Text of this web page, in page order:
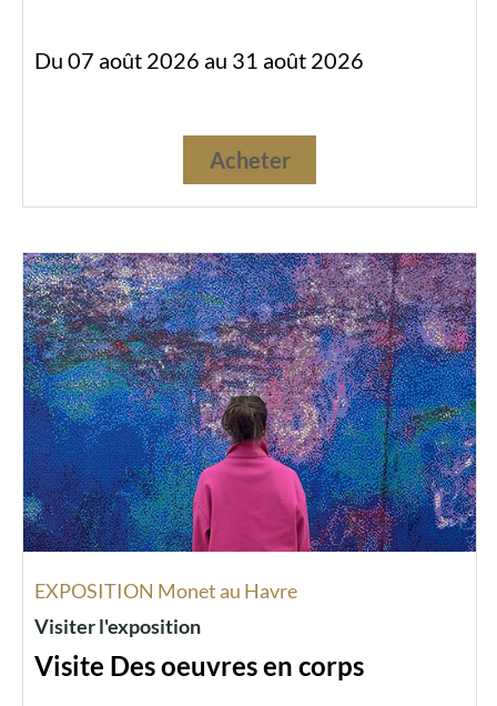
Du 07 août 2026 au 31 août 2026
Acheter
EXPOSITION Monet au Havre
Visiter l'exposition
Visite Des oeuvres en corps